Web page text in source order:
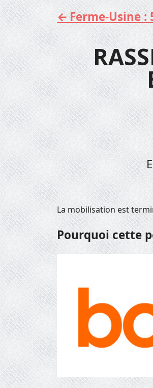
Aller
au
contenu
Ferme-Usine :
La mobilisation est
Pourquoi cette